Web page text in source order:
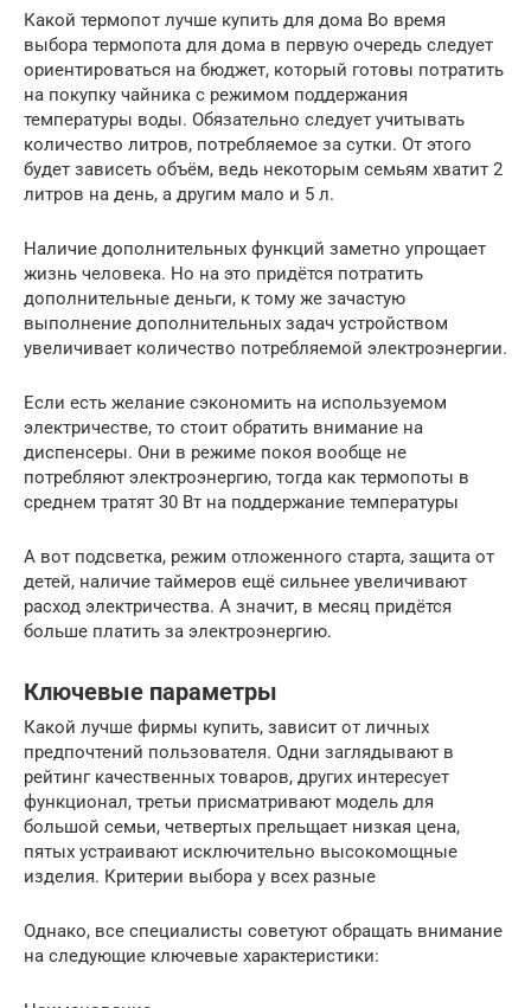
Какой термопот лучше купить для дома Во время
выбора термопота для дома в первую очередь следует
ориентироваться на бюджет, который готовы потратить
на покупку чайника с режимом поддержания
температуры воды. Обязательно следует учитывать
количество литров, потребляемое за сутки. От этого
будет зависеть объём, ведь некоторым семьям хватит 2
литров на день, а другим мало и 5 л.
Наличие дополнительных функций заметно упрощает
жизнь человека. Но на это придётся потратить
дополнительные деньги, к тому же зачастую
выполнение дополнительных задач устройством
увеличивает количество потребляемой электроэнергии.
Если есть желание сэкономить на используемом
электричестве, то стоит обратить внимание на
диспенсеры. Они в режиме покоя вообще не
потребляют электроэнергию, тогда как термопоты в
среднем тратят 30 Вт на поддержание температуры
А вот подсветка, режим отложенного старта, защита от
детей, наличие таймеров ещё сильнее увеличивают
расход электричества. А значит, в месяц придётся
больше платить за электроэнергию.
Ключевые параметры
Какой лучше фирмы купить, зависит от личных
предпочтений пользователя. Одни заглядывают в
рейтинг качественных товаров, других интересует
функционал, третьи присматривают модель для
большой семьи, четвертых прельщает низкая цена,
пятых устраивают исключительно высокомощные
изделия. Критерии выбора у всех разные
Однако, все специалисты советуют обращать внимание
на следующие ключевые характеристики: